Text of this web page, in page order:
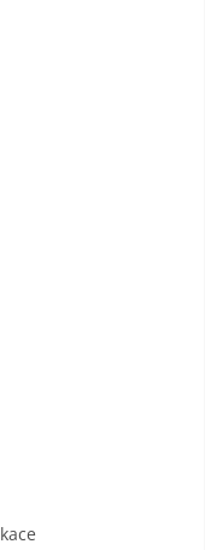
5 hvězdiček.
5 hvězdiček.
5 hvězdiček.
5 hvězdiček.